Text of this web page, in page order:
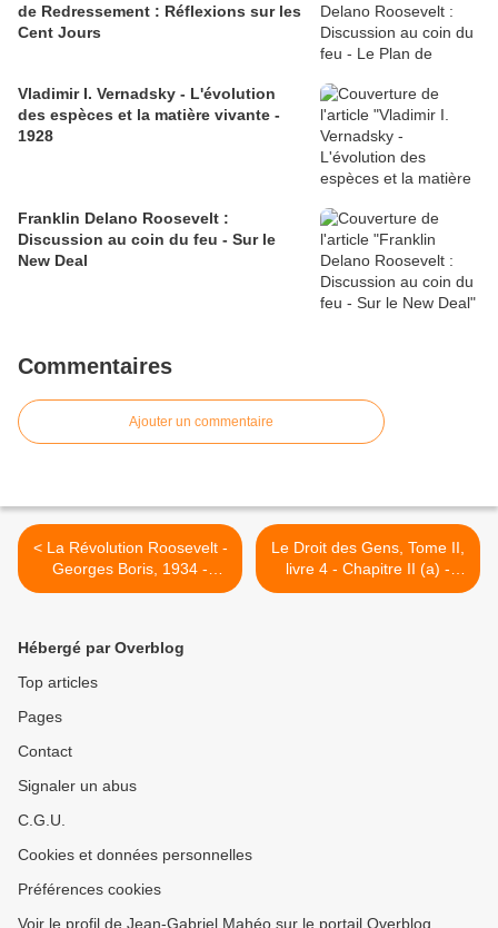
de Redressement : Réflexions sur les
Cent Jours
Vladimir I. Vernadsky - L'évolution
des espèces et la matière vivante -
1928
Franklin Delano Roosevelt :
Discussion au coin du feu - Sur le
New Deal
Commentaires
Ajouter un commentaire
< La Révolution Roosevelt -
Georges Boris, 1934 -
Annexes
Le Droit des Gens, Tome II,
livre 4 - Chapitre II (a) -
Emerich De Vattel >
Hébergé par Overblog
Top articles
Pages
Contact
Signaler un abus
C.G.U.
Cookies et données personnelles
Préférences cookies
Voir le profil de Jean-Gabriel Mahéo sur le portail Overblog